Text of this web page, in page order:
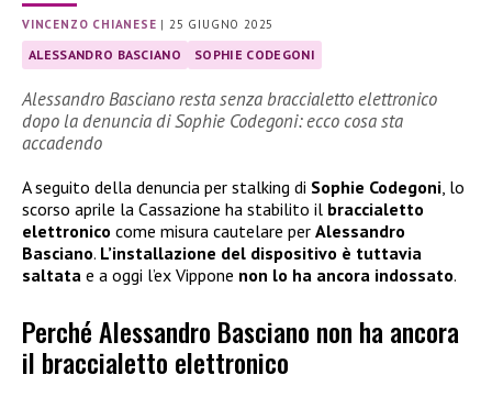
VINCENZO CHIANESE |25 GIUGNO 2025
ALESSANDRO BASCIANO SOPHIE CODEGONI
Alessandro Basciano resta senza braccialetto elettronico
dopo la denuncia di Sophie Codegoni: ecco cosa sta
accadendo
A seguito della denuncia per stalking di Sophie Codegoni, lo
scorso aprile la Cassazione ha stabilito il braccialetto
elettronico come misura cautelare per Alessandro
Basciano. L’installazione del dispositivo è tuttavia
saltata e a oggi l’ex Vippone non lo ha ancora indossato.
Perché Alessandro Basciano non ha ancora
il braccialetto elettronico